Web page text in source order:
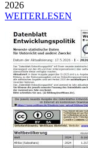
2026
WEITERLESEN